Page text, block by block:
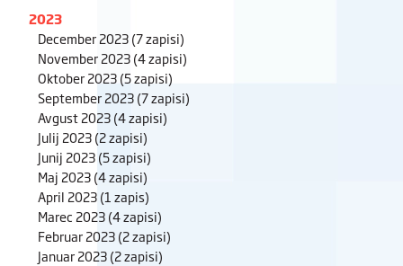
2023
December 2023(7 zapisi)
November 2023(4 zapisi)
Oktober 2023(5 zapisi)
September 2023(7 zapisi)
Avgust 2023(4 zapisi)
Julij 2023(2 zapisi)
Junij 2023(5 zapisi)
Maj 2023(4 zapisi)
April 2023(1 zapis)
Marec 2023(4 zapisi)
Februar 2023(2 zapisi)
Januar 2023(2 zapisi)